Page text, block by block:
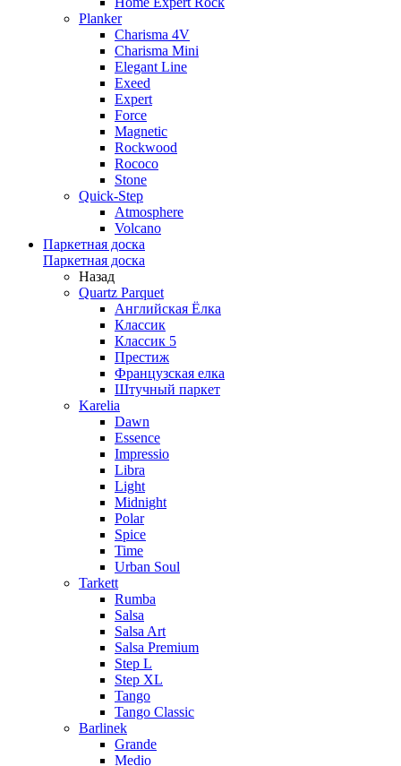
Planker
Charisma 4V
Charisma Mini
Elegant Line
Exeed
Expert
Force
Magnetic
Rockwood
Rococo
Stone
Quick-Step
Atmosphere
Volcano
Паркетная доска
Паркетная доска
Назад
Quartz Parquet
Английская Ёлка
Классик
Классик 5
Престиж
Французская елка
Штучный паркет
Karelia
Dawn
Essence
Impressio
Libra
Light
Midnight
Polar
Spice
Time
Urban Soul
Tarkett
Rumba
Salsa
Salsa Art
Salsa Premium
Step L
Step XL
Tango
Tango Classic
Barlinek
Grande
Medio